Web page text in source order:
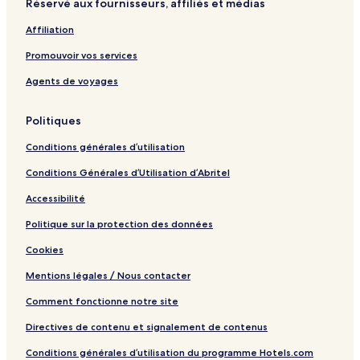
S
n
t
o
n
Réservé aux fournisseurs, affiliés et médias
Affiliation
Promouvoir vos services
Agents de voyages
Politiques
Conditions générales d’utilisation
Conditions Générales d’Utilisation d’Abritel
Accessibilité
Politique sur la protection des données
Cookies
Mentions légales / Nous contacter
Comment fonctionne notre site
Directives de contenu et signalement de contenus
Conditions générales d’utilisation du programme Hotels.com